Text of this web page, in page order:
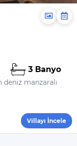
3 Banyo
manzaralı
Villayı İncele